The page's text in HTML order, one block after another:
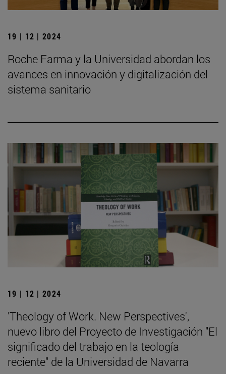
19 | 12 | 2024
Roche Farma y la Universidad abordan los
avances en innovación y digitalización del
sistema sanitario
19 | 12 | 2024
'Theology of Work. New Perspectives',
nuevo libro del Proyecto de Investigación "El
significado del trabajo en la teología
reciente" de la Universidad de Navarra